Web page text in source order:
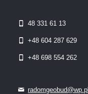
48 331 61 13
+48 604 287 629
+48 698 554 262
radomgeobud@wp.pl